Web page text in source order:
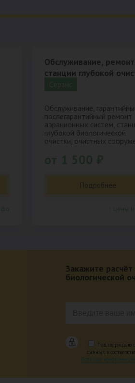
Обслуживание, ремонт
станции глубокой
Обслуживание,
послегарантийный ремонт
аэрационных систем,
глубокой биологической
очистки, очистных
Подробнее
Закажите
биологической
Подтверждаю
данных в
Политика